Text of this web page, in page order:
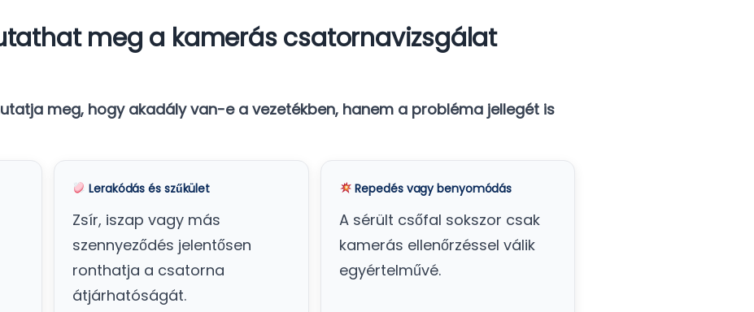
meg a kamerás csatornavizsgálat
meg, hogy akadály van-e a vezetékben, hanem a probléma jellegét is
Lerakódás és szűkület
Zsír, iszap vagy más
szennyeződés jelentősen
ronthatja a csatorna
átjárhatóságát.
Repedés vagy benyomódás
A sérült csőfal sokszor csak
kamerás ellenőrzéssel válik
egyértelművé.